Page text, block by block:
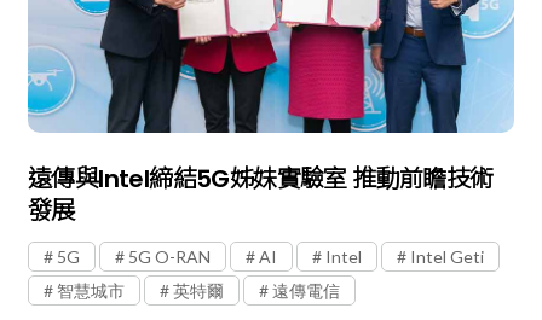
遠傳與Intel締結5G姊妹實驗室 推動前瞻技術
發展
5G 5G O-RAN AI Intel
Intel Geti
智慧城市
英特爾 遠傳電信